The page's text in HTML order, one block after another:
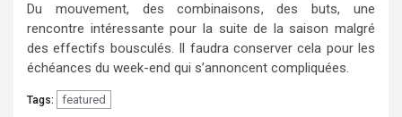
Du mouvement, des combinaisons, des buts, une
rencontre intéressante pour la suite de la saison malgré
des effectifs bousculés. Il faudra conserver cela pour les
échéances du week-end qui s’annoncent compliquées.
Tags: featured